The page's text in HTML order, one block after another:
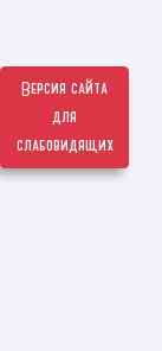
Версия сайта
для
слабовидящих